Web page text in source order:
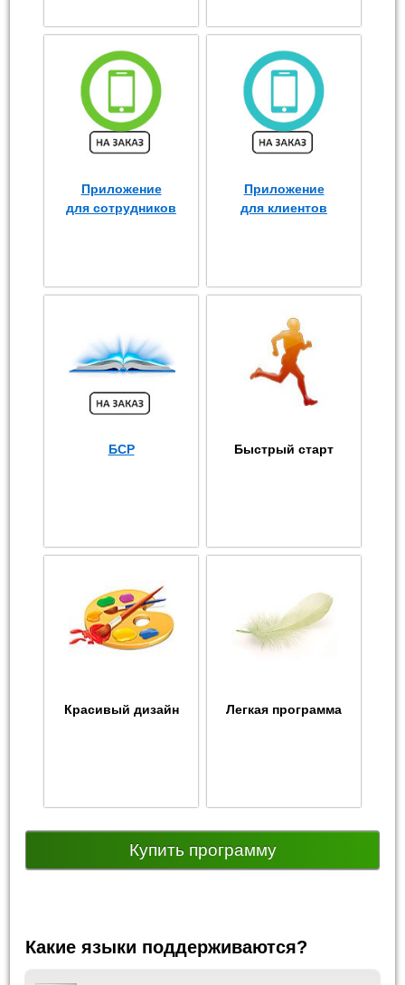
Приложение
для сотрудников
Приложение
для клиентов
БСР Быстрый старт
Красивый дизайн Легкая программа
Купить программу
Какие языки поддерживаются?